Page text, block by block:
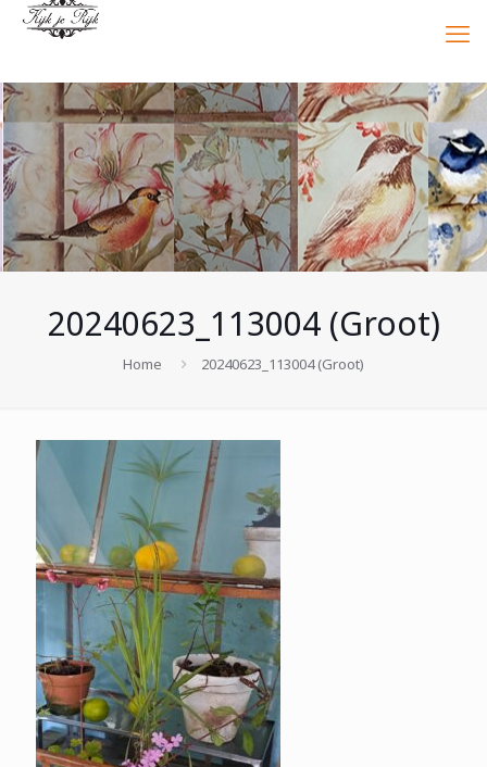
20240623_113004 (Groot)
Home 20240623_113004 (Groot)